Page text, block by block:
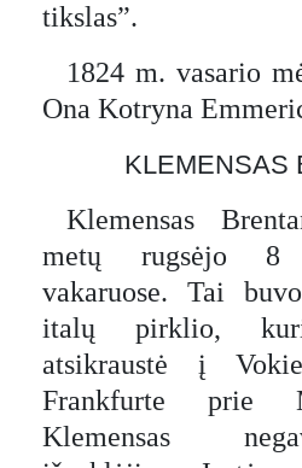
tikslas”.
1824 m. vasario
Ona Kotryna
KLEMENSAS
Klemensas
metų rugsėjo 8
vakaruose. Tai
italų pirklio,
atsikraustė į
Frankfurte prie
Klemensas